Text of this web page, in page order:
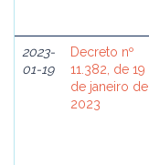
2023-
01-19
Decreto nº
11.382, de 19
de janeiro de
2023